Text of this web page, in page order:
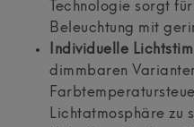
Technologie sorgt
Beleuchtung mit
Individuelle
dimmbaren
Lichtatmosphäre zu